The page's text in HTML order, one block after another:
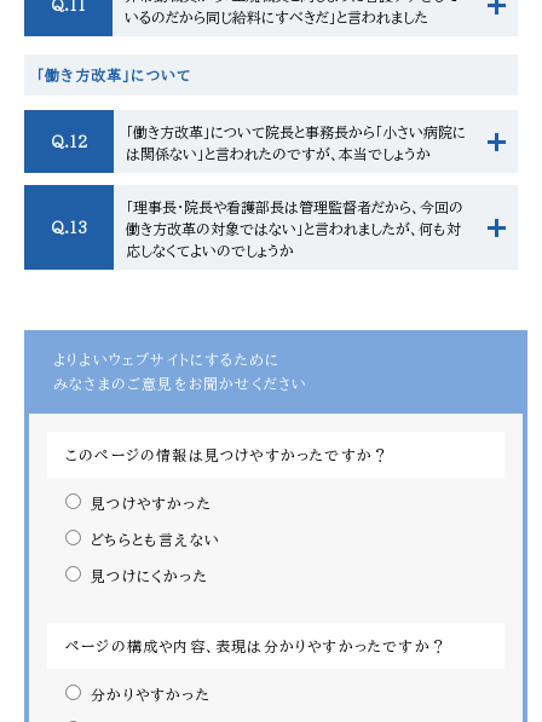
Q.11
いるのだから同じ給料にすべきだ」と言われました
「働き方改革」について
Q.12
「働き方改革」について院長と事務長から「小さい病院に
は関係ない」と言われたのですが、本当でしょうか
Q.13
「理事長・院長や看護部長は管理監督者だから、今回の
働き方改革の対象ではない」と言われましたが、何も対
応しなくてよいのでしょうか
よりよいウェブサイトにするために
みなさまのご意見をお聞かせください
このページの情報は見つけやすかったですか？
見つけやすかった
どちらとも言えない
見つけにくかった
ページの構成や内容、表現は分かりやすかったですか？
分かりやすかった